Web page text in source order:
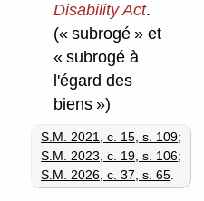
Disability Act.
(« subrogé » et
« subrogé à
l'égard des
biens »)
S.M. 2021, c. 15, s. 109;
S.M. 2023, c. 19, s. 106;
S.M. 2026, c. 37, s. 65